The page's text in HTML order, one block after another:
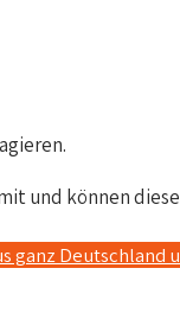
und können
ganz Deutschland